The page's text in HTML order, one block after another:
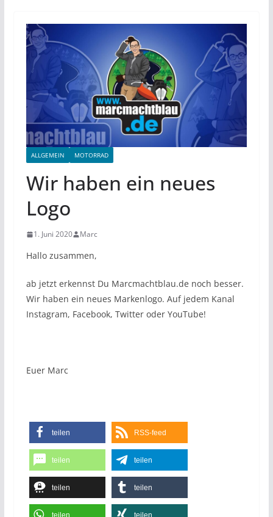
ALLGEMEIN MOTORRAD
Wir haben ein neues
Logo
1. Juni 2020 Marc
Hallo zusammen,
ab jetzt erkennst Du Marcmachtblau.de noch besser.
Wir haben ein neues Markenlogo. Auf jedem Kanal
Instagram, Facebook, Twitter oder YouTube!
Euer Marc
teilen RSS-feed
teilen teilen
teilen teilen
teilen teilen